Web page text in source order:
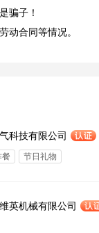
骗子！
动合同等情况。
科技有限公司
餐 节日礼物
英机械有限公司